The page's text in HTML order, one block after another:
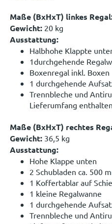
Maße (BxHxT) linkes
Gewicht: 20 kg
Ausstattung:
Halbhohe Klappte
1durchgehende
Boxenregal inkl. Boxen
1 durchgehende
Trennbleche und
Lieferumfang enthalten
Maße (BxHxT) rechtes
Gewicht: 36,5 kg
Ausstattung:
Hohe Klappe unten
2 Schubladen ca. 500
1 Koffertablar auf
1 kleine Regalwanne
1 durchgehende
Trennbleche und